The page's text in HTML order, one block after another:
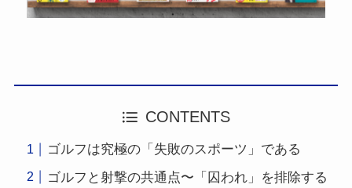
CONTENTS
ゴルフは究極の「失敗のスポーツ」である
ゴルフと射撃の共通点〜「囚われ」を排除する